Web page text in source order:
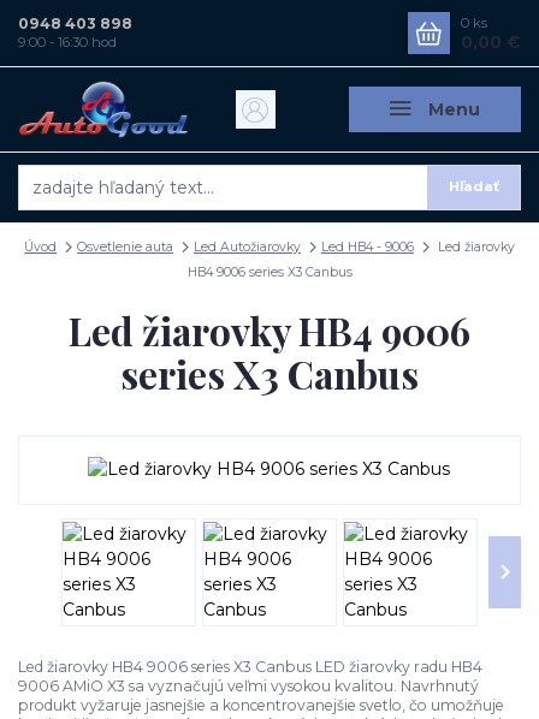
Menu
Hľadať
0948 403 898
9:00 - 16:30 hod
0 ks
0,00 €
Úvod Osvetlenie auta Led Autožiarovky Led HB4 - 9006
Led žiarovky
HB4 9006 series X3 Canbus
Led žiarovky HB4 9006
series X3 Canbus
Led žiarovky HB4 9006 series X3 Canbus LED žiarovky radu HB4
9006 AMiO X3 sa vyznačujú veľmi vysokou kvalitou. Navrhnutý
produkt vyžaruje jasnejšie a koncentrovanejšie svetlo, čo umožňuje